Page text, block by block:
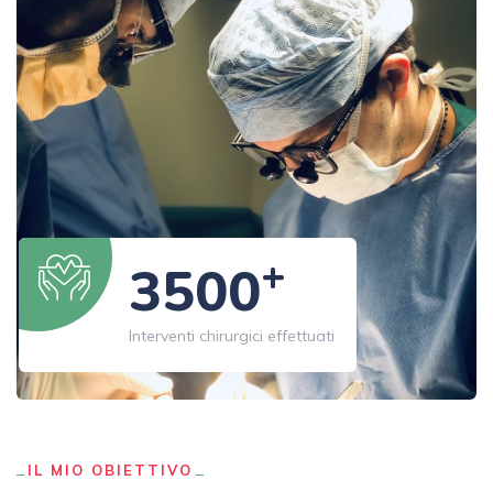
3500+
Interventi chirurgici effettuati
IL MIO OBIETTIVO